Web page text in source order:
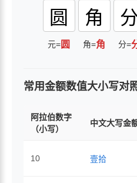
圆
元=圆
角
角=角 分=
常用金额数值大小写对
阿拉伯数字
（小写）
中文大写金
10 壹拾